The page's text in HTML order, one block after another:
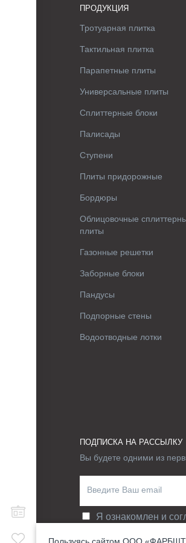
ПРОДУКЦИЯ
Тротуарная плитка
Тактильная плитка
Парапетные плиты
Универсальные плиты
Сплиттерные блоки
Палисады
Ступени
Плиты придорожные
Бордюры
Облицовочные
плиты
Газонные решетки
Заборные блоки
Пандусы
Подпорные стены
Водоотводные лотки
ПОДПИСКА НА РАССЫЛКУ
Вы будете одними из
Я ознакомлен и
Пользуясь сайтом ООО